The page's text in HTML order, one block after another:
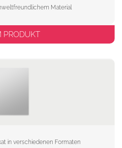
Material
PRODUKT
in verschiedenen Formaten